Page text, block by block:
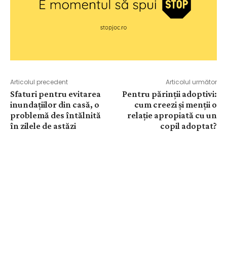
Articolul precedent
Sfaturi pentru evitarea
inundațiilor din casă, o
problemă des întălnită
în zilele de astăzi
Articolul următor
Pentru părinții adoptivi:
cum creezi și menții o
relație apropiată cu un
copil adoptat?